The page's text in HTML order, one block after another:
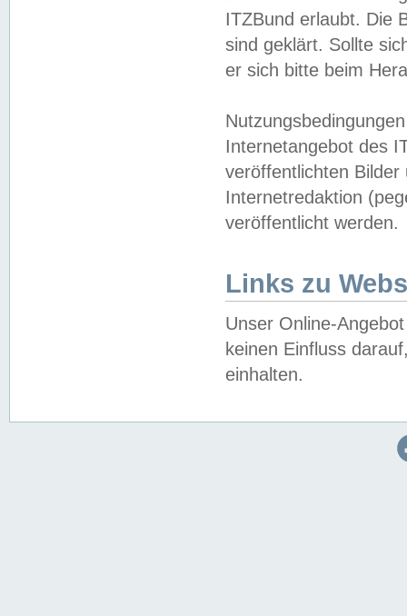
ITZBund erlaubt. Die
sind geklärt. Sollte
er sich bitte beim
Internetangebot des
veröffentlichten
Internetredaktion
veröffentlicht werden.
Links zu
Unser Online-
keinen Einfluss
einhalten.